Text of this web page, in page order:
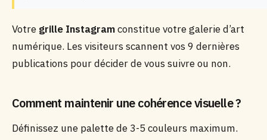
Votre grille Instagramconstitue votre galerie d’art
numérique. Les visiteurs scannent vos 9 dernières
publications pour décider de vous suivre ou non.
Comment maintenir une cohérence visuelle ?
Définissez une palette de 3-5 couleurs maximum.